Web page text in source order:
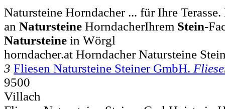
Natursteine Horndacher ... für Ihre
an Natursteine HorndacherIhrem Stein-
Natursteine in Wörgl
horndacher.at Horndacher Natursteine
3 Fliesen Natursteine Steiner GmbH.
9500
Villach